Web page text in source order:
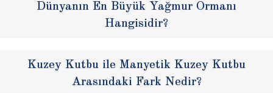
Dünyanın En Büyük Yağmur Ormanı
Hangisidir?
Kuzey Kutbu ile Manyetik Kuzey Kutbu
Arasındaki Fark Nedir?